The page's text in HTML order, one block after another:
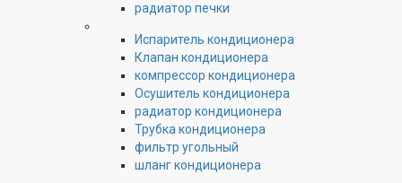
радиатор печки
Испаритель кондиционера
Клапан кондиционера
компрессор кондиционера
Осушитель кондиционера
радиатор кондиционера
Трубка кондиционера
фильтр угольный
шланг кондиционера